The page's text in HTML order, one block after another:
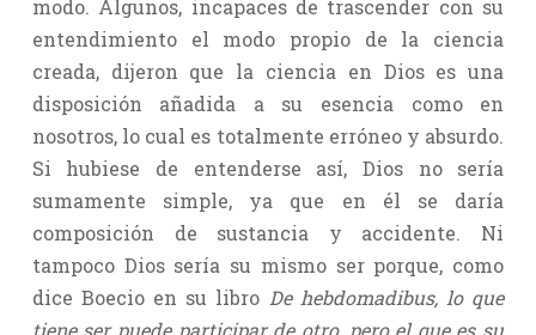
modo. Algunos, incapaces de trascender con su
entendimiento el modo propio de la ciencia
creada, dijeron que la ciencia en Dios es una
disposición añadida a su esencia como en
nosotros, lo cual es totalmente erróneo y absurdo.
Si hubiese de entenderse así, Dios no sería
sumamente simple, ya que en él se daría
composición de sustancia y accidente. Ni
tampoco Dios sería su mismo ser porque, como
dice Boecio en su libro De hebdomadibus, lo que
tiene ser puede participar de otro, pero el que es su